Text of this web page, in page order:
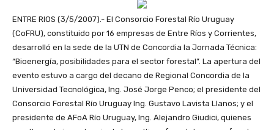
ENTRE RIOS (3/5/2007).- El Consorcio Forestal Río Uruguay
(CoFRU), constituido por 16 empresas de Entre Ríos y Corrientes,
desarrolló en la sede de la UTN de Concordia la Jornada Técnica:
“Bioenergía, posibilidades para el sector forestal”. La apertura del
evento estuvo a cargo del decano de Regional Concordia de la
Universidad Tecnológica, Ing. José Jorge Penco; el presidente del
Consorcio Forestal Río Uruguay Ing. Gustavo Lavista Llanos; y el
presidente de AFoA Río Uruguay, Ing. Alejandro Giudici, quienes